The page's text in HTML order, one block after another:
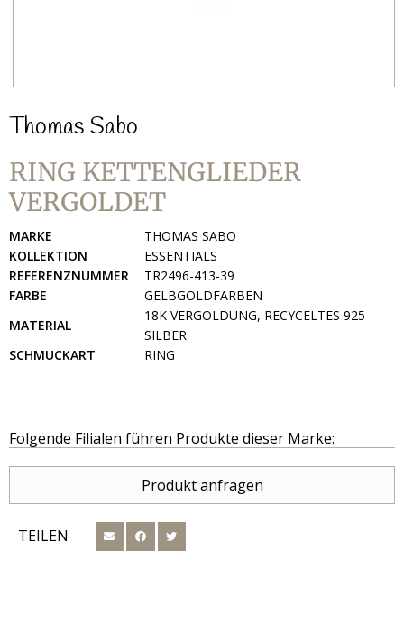
Thomas Sabo
RING KETTENGLIEDER
VERGOLDET
MARKE
THOMAS SABO
KOLLEKTION
ESSENTIALS
REFERENZNUMMER
TR2496-413-39
FARBE
GELBGOLDFARBEN
MATERIAL
18K VERGOLDUNG, RECYCELTES 925
SILBER
SCHMUCKART
RING
Folgende Filialen führen Produkte dieser Marke:
Produkt anfragen
TEILEN